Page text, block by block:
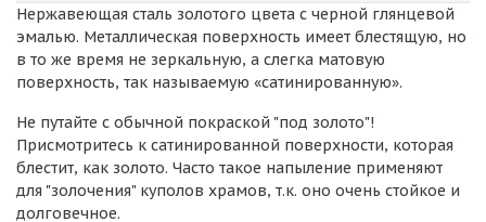
Нержавеющая сталь золотого цвета с черной глянцевой
эмалью. Металлическая поверхность имеет блестящую, но
в то же время не зеркальную, а слегка матовую
поверхность, так называемую «сатинированную».
Не путайте с обычной покраской "под золото"!
Присмотритесь к сатинированной поверхности, которая
блестит, как золото. Часто такое напыление применяют
для "золочения" куполов храмов, т.к. оно очень стойкое и
долговечное.